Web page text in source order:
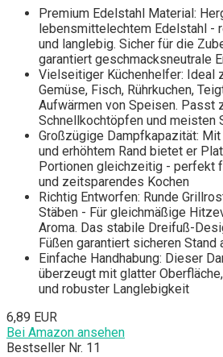
Premium Edelstahl Material:
lebensmittelechtem Edelstahl -
und langlebig. Sicher für die
garantiert geschmacksneutrale
Vielseitiger Küchenhelfer: Ideal
Gemüse, Fisch, Rührkuchen,
Aufwärmen von Speisen. Passt
Schnellkochtöpfen und meisten
Großzügige Dampfkapazität:
und erhöhtem Rand bietet er
Portionen gleichzeitig - perfekt
und zeitsparendes Kochen
Richtig Entworfen: Runde
Stäben - Für gleichmäßige
Aroma. Das stabile Dreifuß-
Füßen garantiert sicheren Stand
Einfache Handhabung: Dieser
überzeugt mit glatter
und robuster Langlebigkeit
6,89 EUR
Bei Amazon ansehen
Bestseller Nr. 11